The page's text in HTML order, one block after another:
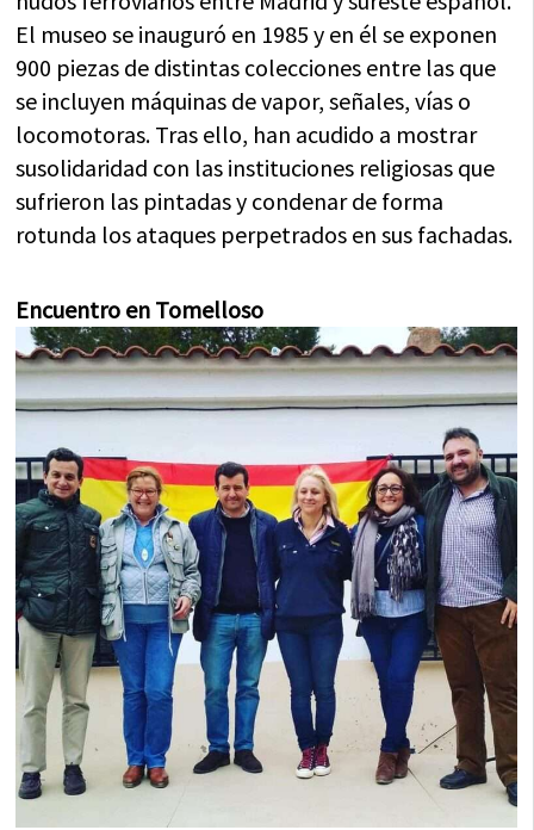
El museo se inauguró en 1985 y en él se exponen
900 piezas de distintas colecciones entre las que
se incluyen máquinas de vapor, señales, vías o
locomotoras. Tras ello, han acudido a mostrar
susolidaridad con las instituciones religiosas que
sufrieron las pintadas y condenar de forma
rotunda los ataques perpetrados en sus fachadas.
Encuentro en Tomelloso